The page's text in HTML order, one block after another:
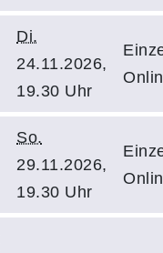
Di.
24.11.2026,
19.30 Uhr
So.
29.11.2026,
19.30 Uhr